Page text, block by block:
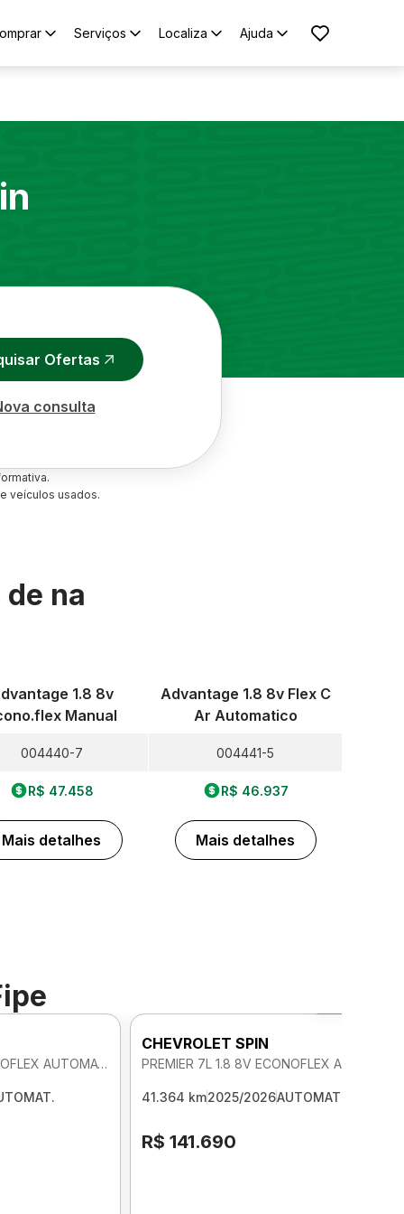
Serviços Localiza Ajuda
Ofertas
consulta
veículos usados.
de na
1.8 8v
Manual
004440-7
R$ 47.458
Mais detalhes
Advantage 1.8 8v Flex C
Ar Automatico
004441-5
R$ 46.937
Mais detalhes
PREMIER 7L 1.8 8V ECONOFLEX AUTOMATICO
CHEVROLET SPIN
41.364 km2025/2026AUTOMAT.
R$ 141.690